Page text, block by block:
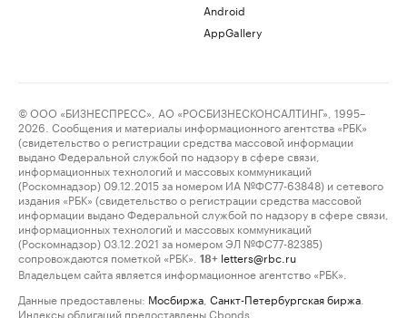
Android
AppGallery
© ООО «БИЗНЕСПРЕСС», АО «РОСБИЗНЕСКОНСАЛТИНГ», 1995–
2026. Сообщения и материалы информационного агентства «РБК»
(свидетельство о регистрации средства массовой информации
выдано Федеральной службой по надзору в сфере связи,
информационных технологий и массовых коммуникаций
(Роскомнадзор) 09.12.2015 за номером ИА №ФС77-63848) и сетевого
издания «РБК» (свидетельство о регистрации средства массовой
информации выдано Федеральной службой по надзору в сфере связи,
информационных технологий и массовых коммуникаций
(Роскомнадзор) 03.12.2021 за номером ЭЛ №ФС77-82385)
сопровождаются пометкой «РБК».
18+ letters@rbc.ru
Владельцем сайта является информационное агентство «РБК».
Данные предоставлены: Мосбиржа Санкт-Петербургская биржа
Индексы облигаций предоставлены Cbonds.